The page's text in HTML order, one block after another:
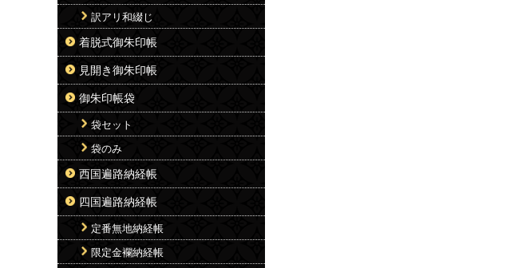
訳アリ和綴じ
着脱式御朱印帳
見開き御朱印帳
御朱印帳袋
袋セット
袋のみ
西国遍路納経帳
四国遍路納経帳
定番無地納経帳
限定金襴納経帳